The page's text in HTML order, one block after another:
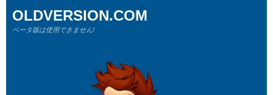
OLDVERSION.COM
ベータ版は使用できません!